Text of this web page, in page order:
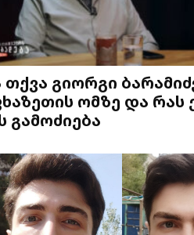
თქვა გიორგი
ომზე და რას
გამოძიება